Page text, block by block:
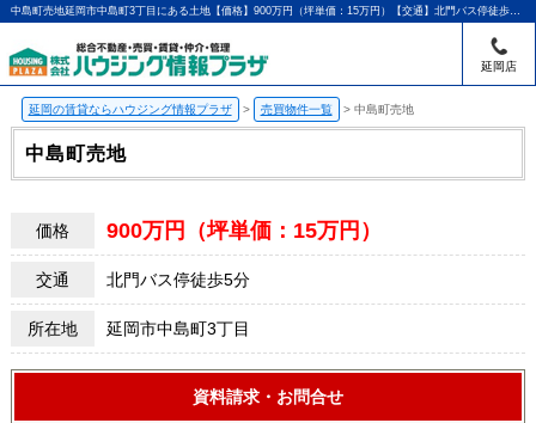
中島町売地延岡市中島町3丁目にある土地【価格】900万円（坪単価：15万円）【交通】北門バス停徒歩5分 |延岡・門川町の賃貸のことならハウジング情報プラザ｜アパマンショップ延岡店
延岡店
延岡の賃貸ならハウジング情報プラザ > 売買物件一覧 > 中島町売地
中島町売地
価格 900万円（坪単価：15万円）
交通 北門バス停徒歩5分
所在地 延岡市中島町3丁目
資料請求・お問合せ